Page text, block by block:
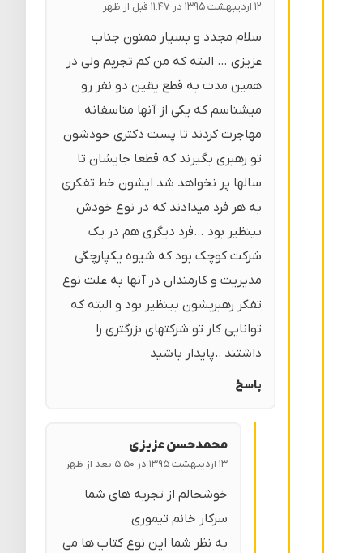
۱۲ اردیبهشت ۱۳۹۵ در ۱۱:۴۷ قبل از ظهر
سلام مجدد و بسیار ممنون جناب
عزیزی … البته که من کم تجربم ولی در
همین مدت به قطع یقین دو نفر رو
میشناسم که یکی از آنها متاسفانه
مهاجرت کردند تا پست دکتری خودشون
تو رهبری بگیرند که قطعا جایشان تا
سالها پر نخواهد شد ایشون خط تفکری
به هر فرد میدادند که در نوع خودش
بینظیر بود …فرد دیگری هم در یک
شرکت کوچک بود که شیوه یکپارچگی
مدیریت و کارمندان در آنها به علت نوع
تفکر رهبربشون بینظیر بود و البته که
توانایی کار تو شرکتهای بزرگتری را
داشتند ..پایدار باشید
پاسخ
محمدحسن عزیزی
۱۳ اردیبهشت ۱۳۹۵ در ۵:۵۰ بعد از ظهر
خوشحالم از تجربه های شما
سرکار خانم تیموری
به نظر شما این نوع کتاب ها می